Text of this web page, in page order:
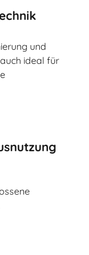
und
ideal für